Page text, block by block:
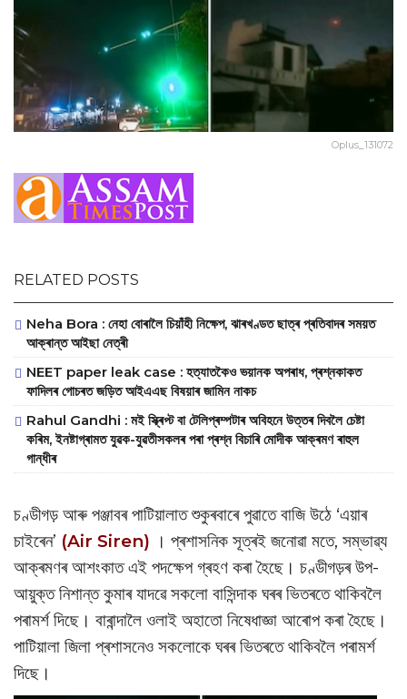
Oplus_131072
RELATED POSTS
Neha Bora : নেহা বোৰালৈ চিয়াঁহী নিক্ষেপ, ঝাৰখণ্ডত ছাত্ৰ প্ৰতিবাদৰ সময়ত
আক্ৰান্ত আইছা নেত্ৰী
NEET paper leak case : হত্যাতকৈও ভয়ানক অপৰাধ, প্ৰশ্নকাকত
ফাদিলৰ গোচৰত জড়িত আইএএছ বিষয়াৰ জামিন নাকচ
Rahul Gandhi : মই স্ক্ৰিপ্ট বা টেলিপ্ৰম্পটাৰ অবিহনে উত্তৰ দিবলৈ চেষ্টা
কৰিম, ইনষ্টাগ্ৰামত যুৱক-যুৱতীসকলৰ পৰা প্ৰশ্ন বিচাৰি মোদীক আক্ৰমণ ৰাহুল
গান্ধীৰ
চণ্ডীগড় আৰু পঞ্জাবৰ পাটিয়ালাত শুকুৰবাৰে পুৱাতে বাজি উঠে ‘এয়াৰ
চাইৰেন’ (Air Siren) । প্ৰশাসনিক সূত্ৰই জনোৱা মতে, সম্ভাৱ্য
আক্ৰমণৰ আশংকাত এই পদক্ষেপ গ্ৰহণ কৰা হৈছে। চণ্ডীগড়ৰ উপ-
আয়ুক্ত নিশান্ত কুমাৰ যাদৱে সকলো বাসিন্দাক ঘৰৰ ভিতৰতে থাকিবলৈ
পৰামৰ্শ দিছে। বাৰান্দালৈ ওলাই অহাতো নিষেধাজ্ঞা আৰোপ কৰা হৈছে।
পাটিয়ালা জিলা প্ৰশাসনেও সকলোকে ঘৰৰ ভিতৰতে থাকিবলৈ পৰামৰ্শ
দিছে।